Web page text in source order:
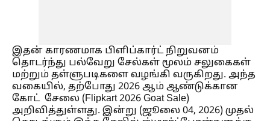
இதன் காரணமாக பிளிப்கார்ட் நிறுவனம்
தொடர்ந்து பல்வேறு சேல்கள் மூலம் சலுகைகள்
மற்றும் தள்ளுபடிகளை வழங்கி வருகிறது. அந்த
வகையில், தற்போது 2026 ஆம் ஆண்டுக்கான
கோட் சேலை (Flipkart 2026 Goat Sale)
அறிவித்துள்ளது. இன்று (ஜூலை 04, 2026) முதல்